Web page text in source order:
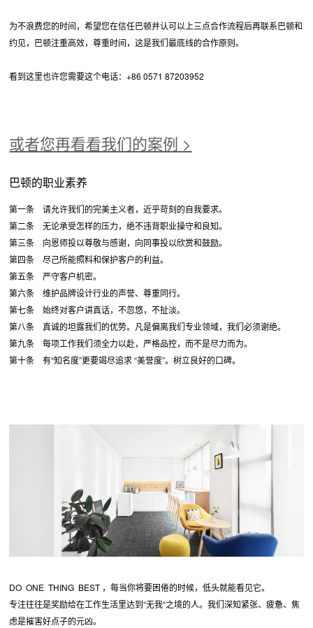
为不浪费您的时间，希望您在信任巴顿并认可以上三点合作流程后再联系巴顿和
约见，巴顿注重高效，尊重时间，这是我们最底线的合作原则。
看到这里也许您需要这个电话：+86 0571 87203952
或者您再看看我们的案例 >
巴顿的职业素养
第一条 请允许我们的完美主义者，近乎苛刻的自我要求。
第二条 无论承受怎样的压力，绝不违背职业操守和良知。
第三条 向恩师投以尊敬与感谢，向同事投以欣赏和鼓励。
第四条 尽己所能照料和保护客户的利益。
第五条 严守客户机密。
第六条 维护品牌设计行业的声誉、尊重同行。
第七条 始终对客户讲真话，不忽悠，不扯淡。
第八条 真诚的坦露我们的优势。凡是偏离我们专业领域，我们必须谢绝。
第九条 每项工作我们须全力以赴，严格品控，而不是尽力而为。
第十条 有“知名度”更要竭尽追求 “美誉度”。树立良好的口碑。
DO ONE THING BEST ，每当你将要困倦的时候，低头就能看见它。
专注往往是奖励给在工作生活里达到“无我“之境的人。我们深知紧张、疲惫、焦
虑是摧害好点子的元凶。